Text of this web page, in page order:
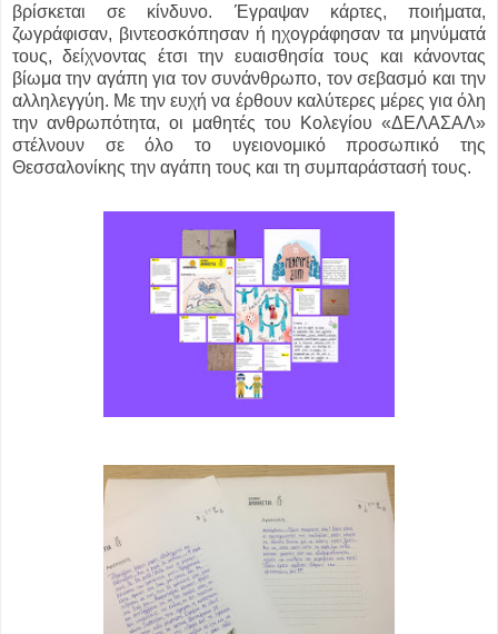
βρίσκεται σε κίνδυνο. Έγραψαν κάρτες, ποιήματα,
ζωγράφισαν, βιντεοσκόπησαν ή ηχογράφησαν τα μηνύματά
τους, δείχνοντας έτσι την ευαισθησία τους και κάνοντας
βίωμα την αγάπη για τον συνάνθρωπο, τον σεβασμό και την
αλληλεγγύη. Με την ευχή να έρθουν καλύτερες μέρες για όλη
την ανθρωπότητα, οι μαθητές του Κολεγίου «ΔΕΛΑΣΑΛ»
στέλνουν σε όλο το υγειονομικό προσωπικό της
Θεσσαλονίκης την αγάπη τους και τη συμπαράστασή τους.